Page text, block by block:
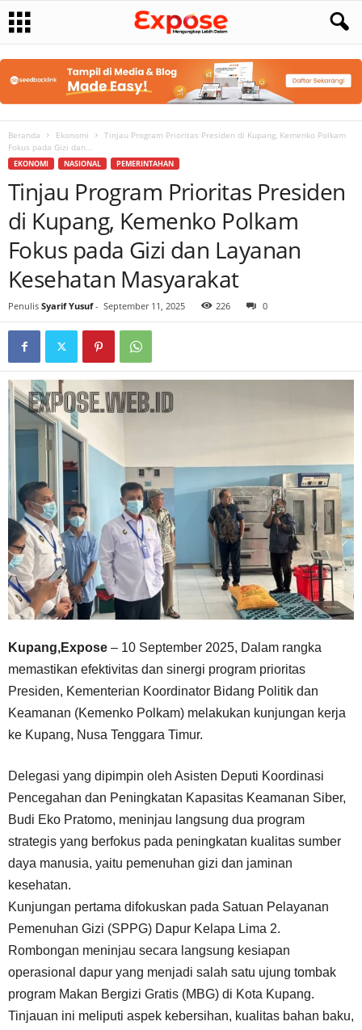
Beranda Ekonomi
Tinjau Program Prioritas Presiden di Kupang, Kemenko Polkam
Fokus pada Gizi dan...
EKONOMI NASIONAL PEMERINTAHAN
Tinjau Program Prioritas Presiden
di Kupang, Kemenko Polkam
Fokus pada Gizi dan Layanan
Kesehatan Masyarakat
Penulis Syarif Yusuf- September 11, 2025 226 0
Kupang,Expose – 10 September 2025, Dalam rangka
memastikan efektivitas dan sinergi program prioritas
Presiden, Kementerian Koordinator Bidang Politik dan
Keamanan (Kemenko Polkam) melakukan kunjungan kerja
ke Kupang, Nusa Tenggara Timur.
Delegasi yang dipimpin oleh Asisten Deputi Koordinasi
Pencegahan dan Peningkatan Kapasitas Keamanan Siber,
Budi Eko Pratomo, meninjau langsung dua program
strategis yang berfokus pada peningkatan kualitas sumber
daya manusia, yaitu pemenuhan gizi dan jaminan
kesehatan.
Kunjungan pertama difokuskan pada Satuan Pelayanan
Pemenuhan Gizi (SPPG) Dapur Kelapa Lima 2.
Rombongan meninjau secara langsung kesiapan
operasional dapur yang menjadi salah satu ujung tombak
program Makan Bergizi Gratis (MBG) di Kota Kupang.
Tinjauan ini meliputi aspek kebersihan, kualitas bahan baku,